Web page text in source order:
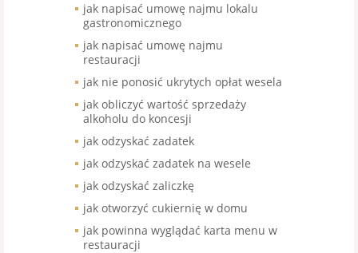
jak napisać umowę najmu lokalu
gastronomicznego
jak napisać umowę najmu
restauracji
jak nie ponosić ukrytych opłat wesela
jak obliczyć wartość sprzedaży
alkoholu do koncesji
jak odzyskać zadatek
jak odzyskać zadatek na wesele
jak odzyskać zaliczkę
jak otworzyć cukiernię w domu
jak powinna wyglądać karta menu w
restauracji